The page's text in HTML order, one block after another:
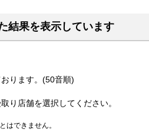
結果を表示しています
ります。(50音順)
り店舗を選択してください。
はできません。